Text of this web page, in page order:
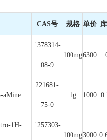
CAS号 规格 单价
1378314-
08-9
100mg6300
aMine
221681-
75-0
1g 1000
1H- 1257303-
100mg3000